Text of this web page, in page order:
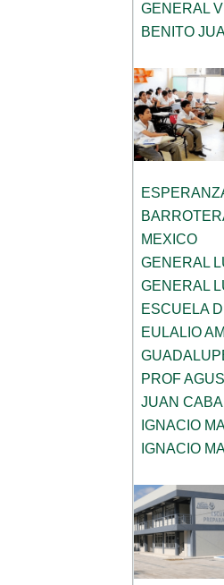
GENERAL
BENITO
MEXICO
GENERAL
GENERAL
ESCUELA
EULALIO
PROF
JUAN
IGNACIO
IGNACIO